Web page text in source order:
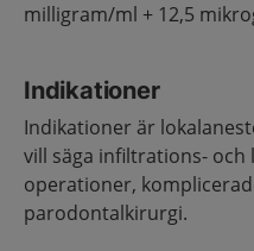
milligram/ml + 12,5
Indikationer
Indikationer är
vill säga infiltrations- och
operationer,
parodontalkirurgi.